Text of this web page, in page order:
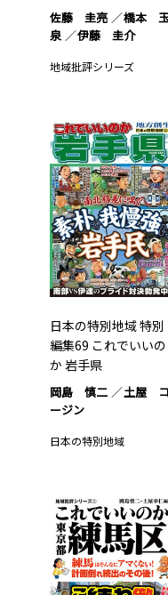
佐藤 圭亮
橋本
泉
伊藤 圭介
地域批評シリーズ
日本の特別地域 特別
編集69 これでいいの
か 岩手県
岡島 慎二
土屋 コ
ージン
日本の特別地域